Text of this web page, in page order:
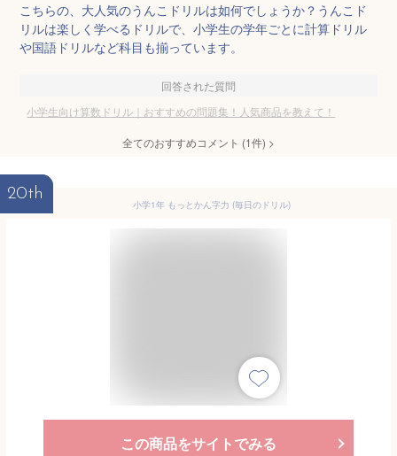
こちらの、大人気のうんこドリルは如何でしょうか？うんこド
リルは楽しく学べるドリルで、小学生の学年ごとに計算ドリル
や国語ドリルなど科目も揃っています。
回答された質問
小学生向け算数ドリル｜おすすめの問題集！人気商品を教えて！
全てのおすすめコメント (1件) >
20th
小学1年 もっとかん字力 (毎日のドリル)
この商品をサイトでみる